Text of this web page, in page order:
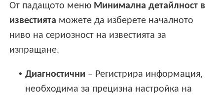
От падащото меню Минимална детайлност в
известията можете да изберете началното
ниво на сериозност на известията за
изпращане.
• Диагностични – Регистрира информация,
необходима за прецизна настройка на